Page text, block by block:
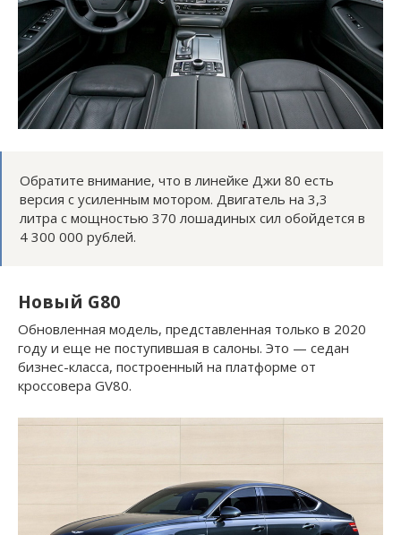
Обратите внимание, что в линейке Джи 80 есть
версия с усиленным мотором. Двигатель на 3,3
литра с мощностью 370 лошадиных сил обойдется в
4 300 000 рублей.
Новый G80
Обновленная модель, представленная только в 2020
году и еще не поступившая в салоны. Это — седан
бизнес-класса, построенный на платформе от
кроссовера GV80.